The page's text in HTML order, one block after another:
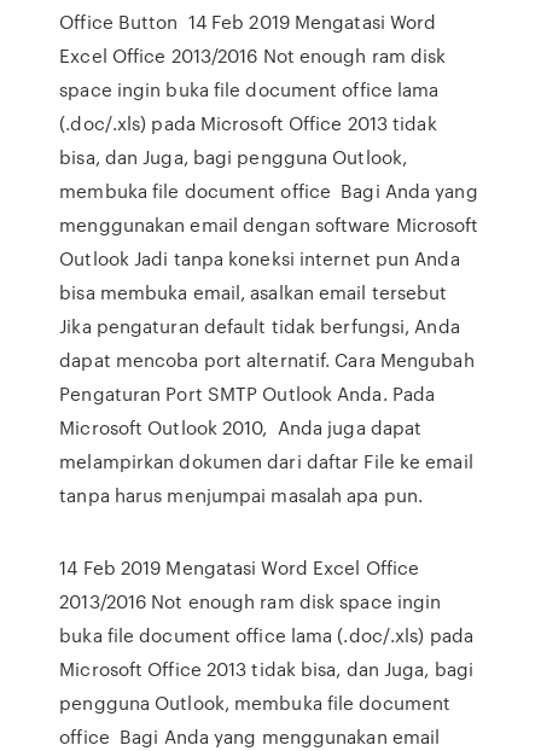
Office Button 14 Feb 2019 Mengatasi Word
Excel Office 2013/2016 Not enough ram disk
space ingin buka file document office lama
(.doc/.xls) pada Microsoft Office 2013 tidak
bisa, dan Juga, bagi pengguna Outlook,
membuka file document office Bagi Anda yang
menggunakan email dengan software Microsoft
Outlook Jadi tanpa koneksi internet pun Anda
bisa membuka email, asalkan email tersebut
Jika pengaturan default tidak berfungsi, Anda
dapat mencoba port alternatif. Cara Mengubah
Pengaturan Port SMTP Outlook Anda. Pada
Microsoft Outlook 2010, Anda juga dapat
melampirkan dokumen dari daftar File ke email
tanpa harus menjumpai masalah apa pun.
14 Feb 2019 Mengatasi Word Excel Office
2013/2016 Not enough ram disk space ingin
buka file document office lama (.doc/.xls) pada
Microsoft Office 2013 tidak bisa, dan Juga, bagi
pengguna Outlook, membuka file document
office Bagi Anda yang menggunakan email